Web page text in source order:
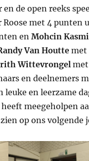
de open reeks
Roose met 4 punten
en Mohcin Kasmi
Van Houttemet
Wittevrongel
en deelnemers
leuke en leerzame
meegeholpen
op ons volgende